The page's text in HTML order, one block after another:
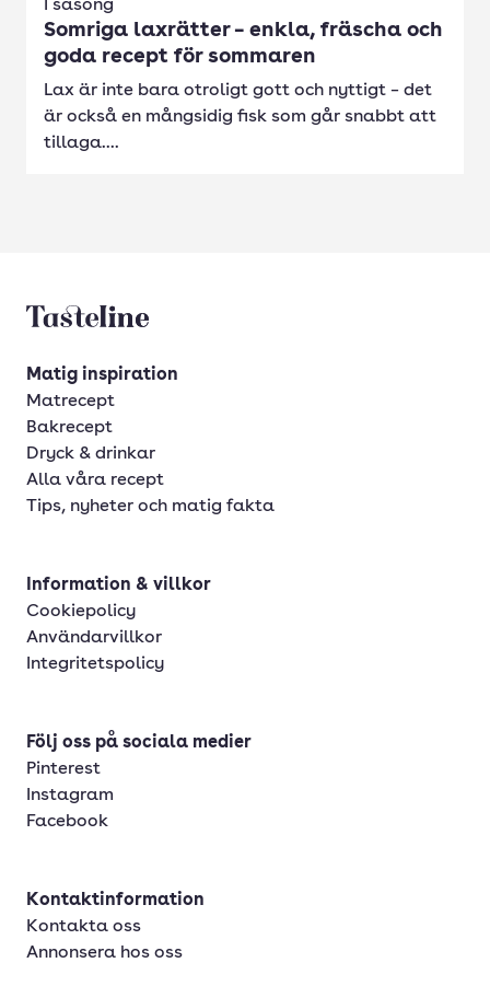
I säsong
Somriga laxrätter – enkla, fräscha och
goda recept för sommaren
Lax är inte bara otroligt gott och nyttigt – det
är också en mångsidig fisk som går snabbt att
tillaga....
Tasteline startsida
Matig inspiration
Matrecept
Bakrecept
Dryck & drinkar
Alla våra recept
Tips, nyheter och matig fakta
Information & villkor
Cookiepolicy
Användarvillkor
Integritetspolicy
Följ oss på sociala medier
Pinterest
Instagram
Facebook
Kontaktinformation
Kontakta oss
Annonsera hos oss